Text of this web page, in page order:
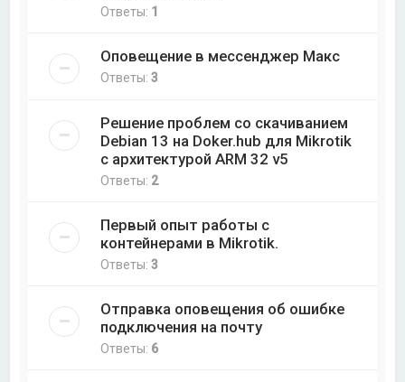
Ответы: 1
Оповещение в мессенджер Макс
Ответы:3
Решение проблем со скачиванием
Debian 13 на Doker.hub для Mikrotik
с архитектурой ARM 32 v5
Ответы: 2
Первый опыт работы с
контейнерами в Mikrotik.
Ответы:3
Отправка оповещения об ошибке
подключения на почту
Ответы: 6